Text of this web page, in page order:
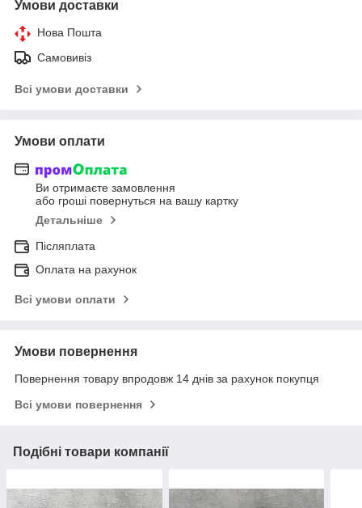
Умови доставки
Нова Пошта
Самовивіз
Всі умови доставки
Умови оплати
Ви отримаєте замовлення
або гроші повернуться на вашу картку
Детальніше
Післяплата
Оплата на рахунок
Всі умови оплати
Умови повернення
Повернення товару впродовж 14 днів за рахунок покупця
Всі умови повернення
Подібні товари компанії